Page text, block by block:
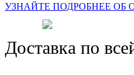
УЗНАЙТЕ ПОДРОБНЕЕ ОБ
Доставка по